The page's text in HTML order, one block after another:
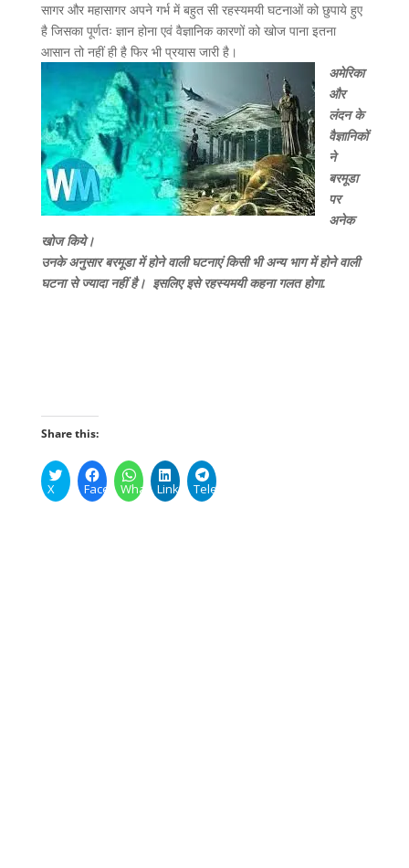
सागर और महासागर अपने गर्भ में बहुत सी रहस्यमयी घटनाओं को छुपाये हुए
है जिसका पूर्णतः ज्ञान होना एवं वैज्ञानिक कारणों को खोज पाना इतना
आसान तो नहीं ही है फिर भी प्रयास जारी है।
अमेरिका
और
लंदन के
वैज्ञानिकों
ने
बरमूडा
पर
अनेक
खोज किये।
उनके अनुसार बरमूडा में होने वाली घटनाएं किसी भी अन्य भाग में होने वाली
घटना से ज्यादा नहीं है। इसलिए इसे रहस्यमयी कहना गलत होगा.
Share this:
X FacebookWhatsAppLinkedInTelegram